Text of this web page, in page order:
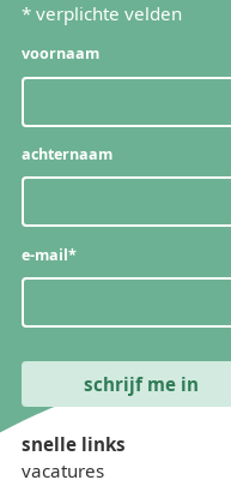
* verplichte velden
voornaam
achternaam
e-mail*
snelle links
vacatures